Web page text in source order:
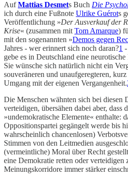
AufMattias Desmets Buch Die
ich durch eine Fußnote Ulrike Guérots
Veröffentlichung »Der Ausverkauf der
Krise« (zusammen mit Tom Amarque)
mit den sogenannten »Demos gegen
Jahres - wer erinnert sich noch daran?1
gebe es in Deutschland eine
Sie wünsche sich natürlich nicht ein
souveräneren und unaufgeregteren,
Umgang mit der eigenen Vergangenheit.
Die Menschen wähnten sich bei diesen
verteidigen, übersähen dabei aber, dass
»undemokratische Elemente« enthalte:
Oppositionspartei gegängelt werde bis
wahrscheinlich chancenlosen)
Stimmen von den Leitmedien
(vermeintliche) Moral über Recht
eine Demokratie retten oder
Meinungskorridore immer stärker